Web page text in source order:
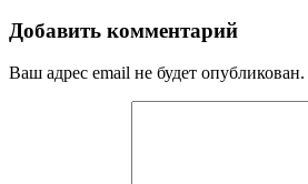
Добавить комментарий
Ваш адрес email не будет опубликован.